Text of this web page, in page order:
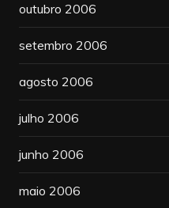
outubro 2006
setembro 2006
agosto 2006
julho 2006
junho 2006
maio 2006